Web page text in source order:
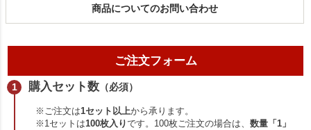
商品についてのお問い合わせ
ご注文フォーム
購入セット数 （必須）
※ご注文は1セット以上から承ります。
※1セットは100枚入りです。100枚ご注文の場合は、数量「1」